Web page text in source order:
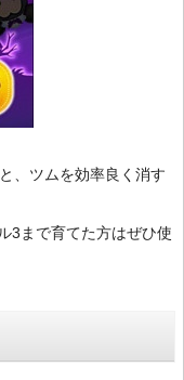
、ツムを効率良く消す
3まで育てた方はぜひ使